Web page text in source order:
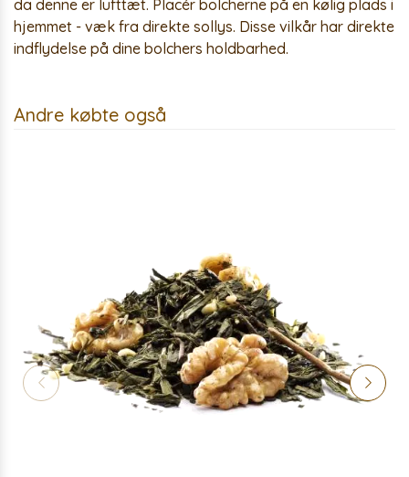
da denne er lufttæt. Placér bolcherne på en kølig plads i
hjemmet - væk fra direkte sollys. Disse vilkår har direkte
indflydelse på dine bolchers holdbarhed.
Andre købte også